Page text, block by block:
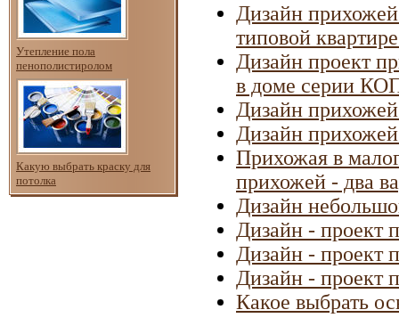
Утепление пола
пенополистиролом
Какую выбрать краску для
потолка
Дизайн
типовой
Дизайн проект
в доме серии
Дизайн
Дизайн
Прихожая в
прихожей - два
Дизайн
Дизайн - проект
Дизайн - проект
Дизайн - проект
Какое выбрать